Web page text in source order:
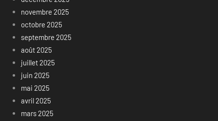
novembre 2025
octobre 2025
septembre 2025
août 2025
juillet 2025
juin 2025
mai 2025
avril 2025
mars 2025